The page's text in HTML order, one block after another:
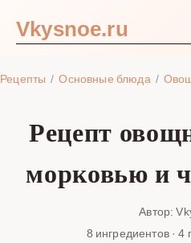
Vkysnoe.ru
Рецепты Основные блюда
Рецепт
морковью и
Автор:
8 ингредиентов ·